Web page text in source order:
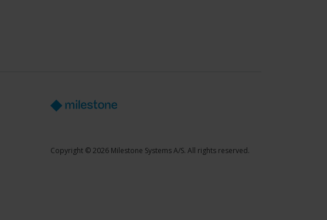
Copyright © 2026 Milestone Systems A/S. All rights reserved.